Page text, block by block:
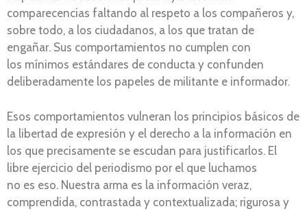
comparecencias faltando al respeto a los compañeros y,
sobre todo, a los ciudadanos, a los que tratan de
engañar. Sus comportamientos no cumplen con
los mínimos estándares de conducta y confunden
deliberadamente los papeles de militante e informador.
Esos comportamientos vulneran los principios básicos de
la libertad de expresión y el derecho a la información en
los que precisamente se escudan para justificarlos. El
libre ejercicio del periodismo por el que luchamos
no es eso. Nuestra arma es la información veraz,
comprendida, contrastada y contextualizada; rigurosa y